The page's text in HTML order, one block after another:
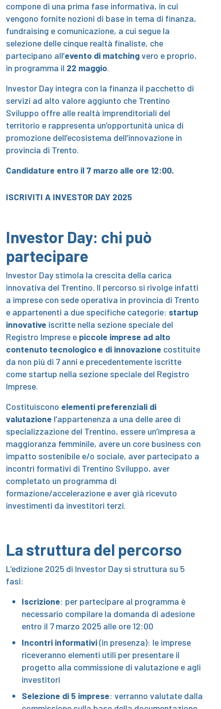
compone di una prima fase informativa, in cui
vengono fornite nozioni di base in tema di finanza,
fundraising e comunicazione, a cui segue la
selezione delle cinque realtà finaliste, che
partecipano all’evento di matchingvero e proprio,
in programma il 22 maggio.
Investor Day integra con la finanza il pacchetto di
servizi ad alto valore aggiunto che Trentino
Sviluppo offre alle realtà imprenditoriali del
territorio e rappresenta un’opportunità unica di
promozione dell’ecosistema dell’innovazione in
provincia di Trento.
Candidature entro il 7 marzo alle ore 12:00.
ISCRIVITI A INVESTOR DAY 2025
Investor Day: chi può
partecipare
Investor Day stimola la crescita della carica
innovativa del Trentino. Il percorso si rivolge infatti
a imprese con sede operativa in provincia di Trento
e appartenenti a due specifiche categorie: startup
innovative iscritte nella sezione speciale del
Registro Imprese e piccole imprese ad alto
contenuto tecnologico e di innovazione costituite
da non più di 7 anni e precedentemente iscritte
come startup nella sezione speciale del Registro
Imprese.
Costituiscono elementi preferenziali di
valutazione l’appartenenza a una delle aree di
specializzazione del Trentino, essere un’impresa a
maggioranza femminile, avere un core business con
impatto sostenibile e/o sociale, aver partecipato a
incontri formativi di Trentino Sviluppo, aver
completato un programma di
formazione/accelerazione e aver già ricevuto
investimenti da investitori terzi.
La struttura del percorso
L’edizione 2025 di Investor Day si struttura su 5
fasi:
Iscrizione: per partecipare al programma è
necessario compilare la domanda di adesione
entro il 7 marzo 2025 alle ore 12:00
Incontri informativi(in presenza): le imprese
riceveranno elementi utili per presentare il
progetto alla commissione di valutazione e agli
investitori
Selezione di 5 imprese: verranno valutate dalla